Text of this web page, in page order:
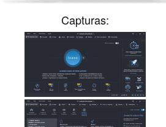
Capturas: